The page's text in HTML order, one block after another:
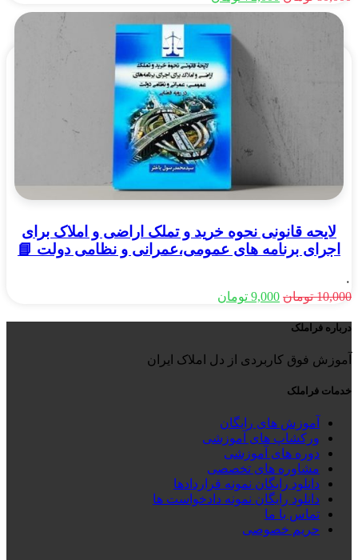
اصلی
80,000 تومان
بود.
فعلی
72,000 تومان
است.
لایحه قانونی نحوه خرید و تملک اراضی و املاک برای
اجرای برنامه های عمومی،عمرانی و نظامی دولت 📘
۰
10,000 تومان قیمت
10,000 تومان
9,000 تومان
9,000 تومان
درباره فراملک
آموزش فوق کاربردی از دل املاک ایران
خدمات فراملک
آموزش های رایگان
ورکشاپ های آموزشی
دوره های آموزشی
مشاوره های تخصصی
دانلود رایگان نمونه قراردادها
دانلود رایگان نمونه دادخواست ها
تماس با ما
حریم خصوصی